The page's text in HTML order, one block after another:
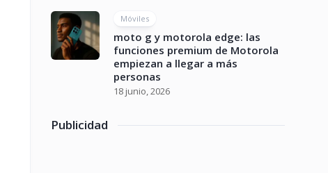
Móviles
moto g y motorola edge: las
funciones premium de Motorola
empiezan a llegar a más
personas
18 junio, 2026
Publicidad